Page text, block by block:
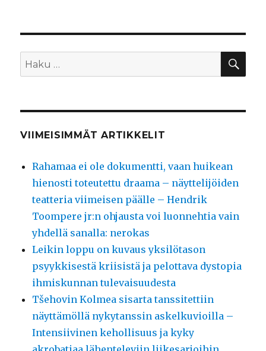
Etsi:
VIIMEISIMMÄT ARTIKKELIT
Rahamaa ei ole dokumentti, vaan huikean
hienosti toteutettu draama – näyttelijöiden
teatteria viimeisen päälle – Hendrik
Toompere jr:n ohjausta voi luonnehtia vain
yhdellä sanalla: nerokas
Leikin loppu on kuvaus yksilötason
psyykkisestä kriisistä ja pelottava dystopia
ihmiskunnan tulevaisuudesta
Tšehovin Kolmea sisarta tanssitettiin
näyttämöllä nykytanssin askelkuvioilla –
Intensiivinen kehollisuus ja kyky